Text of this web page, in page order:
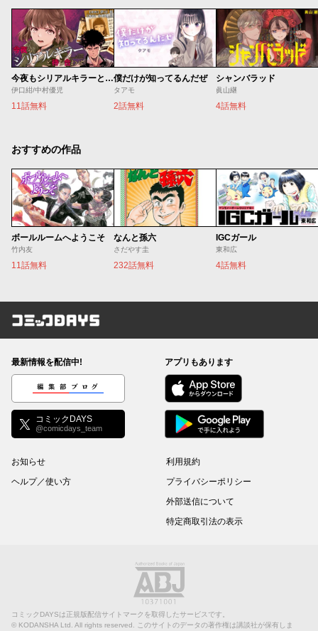
今夜もシリアルキラーと待ち合わせ
伊口紺/中村優児
11話無料
僕だけが知ってるんだぜ
タアモ
2話無料
シャンバラッド
眞山継
4話無料
おすすめの作品
ボールルームへようこそ
竹内友
11話無料
なんと孫六
さだやす圭
232話無料
IGCガール
東和広
4話無料
コミックDAYS
最新情報を配信中!
編集部ブログ
コミックDAYS
@comicdays_team
アプリもあります
お知らせ
ヘルプ／使い方
利用規約
プライバシーポリシー
外部送信について
特定商取引法の表示
コミックDAYSは正規版配信サイトマークを取得したサービスです。
© KODANSHA Ltd. All rights reserved. このサイトのデータの著作権は講談社が保有しま